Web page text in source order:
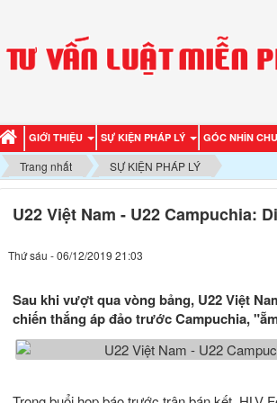
GIỚI THIỆU SỰ KIỆN PHÁP LÝ GÓC NHÌN
Trang nhất SỰ KIỆN PHÁP LÝ
U22 Việt Nam - U22 Campuchia:
Thứ sáu - 06/12/2019 21:03
Sau khi vượt qua vòng bảng, U22 Việt
chiến thắng áp đảo trước Campuchia,